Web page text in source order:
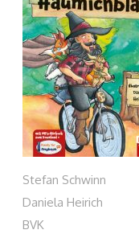
Stefan Schwinn
Daniela Heirich
BVK